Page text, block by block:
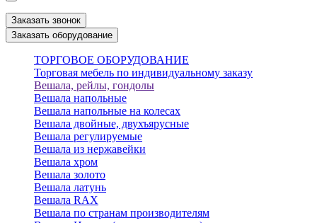
Заказать звонок
Заказать оборудование
ТОРГОВОЕ ОБОРУДОВАНИЕ
Торговая мебель по индивидуальному заказу
Вешала, рейлы, гондолы
Вешала напольные
Вешала напольные на колесах
Вешала двойные, двухъярусные
Вешала регулируемые
Вешала из нержавейки
Вешала хром
Вешала золото
Вешала латунь
Вешала RAX
Вешала по странам производителям